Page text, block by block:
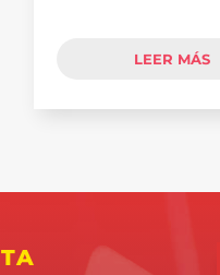
LEER MÁS